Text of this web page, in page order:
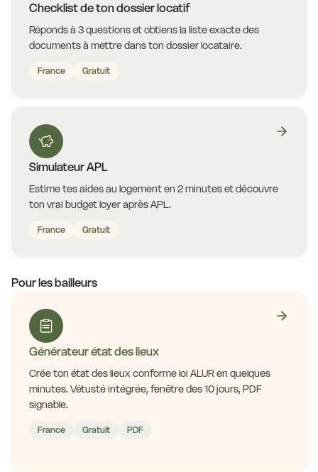
Checklist de ton dossier locatif
Réponds à 3 questions et obtiens la liste exacte des
documents à mettre dans ton dossier locataire.
France Gratuit
Simulateur APL
Estime tes aides au logement en 2 minutes et découvre
ton vrai budget loyer après APL.
France Gratuit
Pour les bailleurs
Générateur état des lieux
Crée ton état des lieux conforme loi ALUR en quelques
minutes. Vétusté intégrée, fenêtre des 10 jours, PDF
signable.
France Gratuit PDF